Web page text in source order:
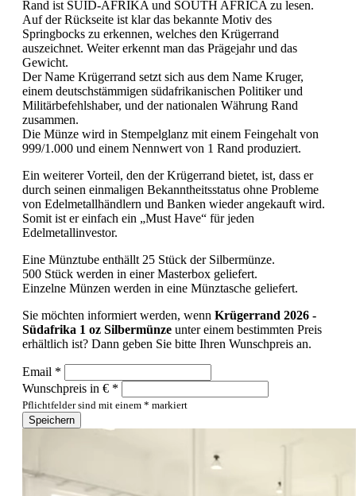
Rand ist SUID-AFRIKA und SOUTH AFRICA zu lesen.
Auf der Rückseite ist klar das bekannte Motiv des
Springbocks zu erkennen, welches den Krügerrand
auszeichnet. Weiter erkennt man das Prägejahr und das
Gewicht.
Der Name Krügerrand setzt sich aus dem Name Kruger,
einem deutschstämmigen südafrikanischen Politiker und
Militärbefehlshaber, und der nationalen Währung Rand
zusammen.
Die Münze wird in Stempelglanz mit einem Feingehalt von
999/1.000 und einem Nennwert von 1 Rand produziert.
Ein weiterer Vorteil, den der Krügerrand bietet, ist, dass er
durch seinen einmaligen Bekanntheitsstatus ohne Probleme
von Edelmetallhändlern und Banken wieder angekauft wird.
Somit ist er einfach ein „Must Have“ für jeden
Edelmetallinvestor.
Eine Münztube enthällt 25 Stück der Silbermünze.
500 Stück werden in einer Masterbox geliefert.
Einzelne Münzen werden in eine Münztasche geliefert.
Sie möchten informiert werden, wenn Krügerrand 2026 -
Südafrika 1 oz Silbermünze unter einem bestimmten Preis
erhältlich ist? Dann geben Sie bitte Ihren Wunschpreis an.
Email *
Wunschpreis in € *
Pflichtfelder sind mit einem * markiert
Speichern